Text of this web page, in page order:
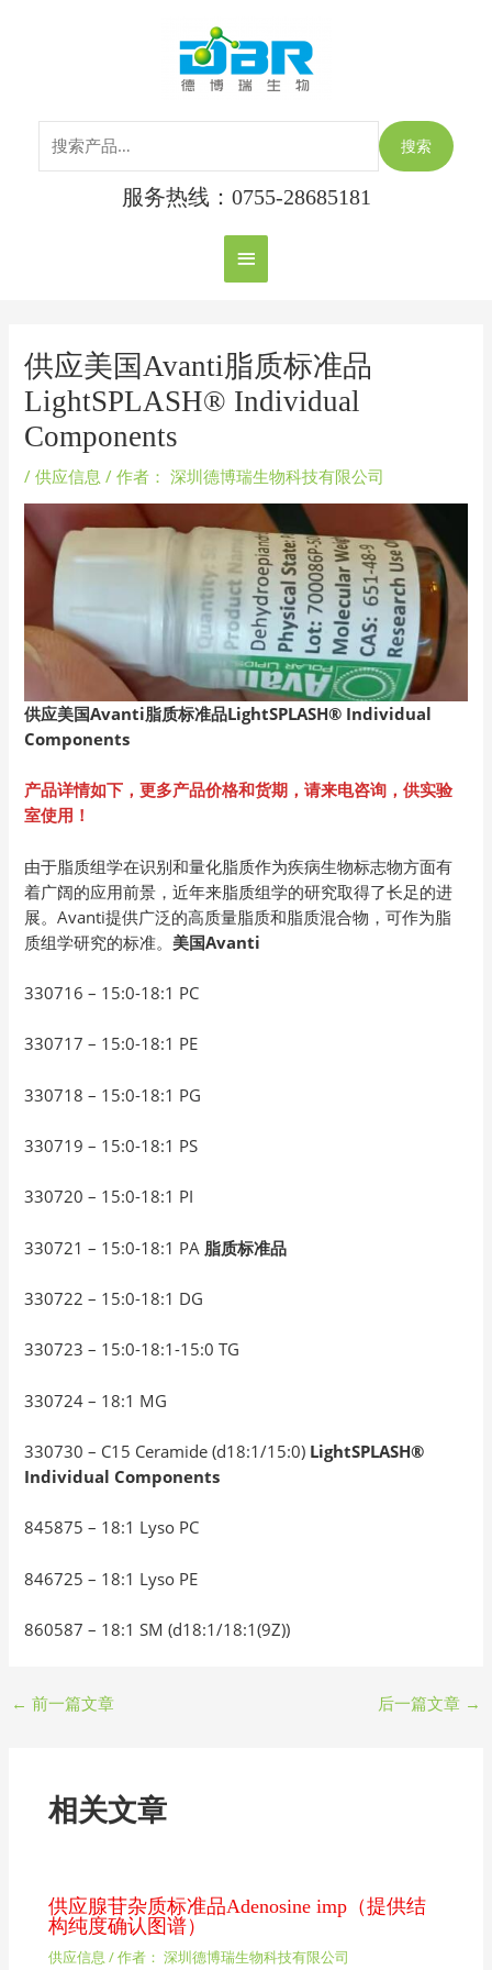
主
菜
单
搜索
服务热线：0755-28685181
供应美国Avanti脂质标准品
LightSPLASH® Individual
Components
/供应信息 / 作者： 深圳德博瑞生物科技有限公司
供应美国Avanti脂质标准品LightSPLASH® Individual
Components
产品详情如下，更多产品价格和货期，请来电咨询，供实验
室使用！
由于脂质组学在识别和量化脂质作为疾病生物标志物方面有
着广阔的应用前景，近年来脂质组学的研究取得了长足的进
展。Avanti提供广泛的高质量脂质和脂质混合物，可作为脂
质组学研究的标准。美国Avanti
330716 – 15:0-18:1 PC
330717 – 15:0-18:1 PE
330718 – 15:0-18:1 PG
330719 – 15:0-18:1 PS
330720 – 15:0-18:1 PI
330721 – 15:0-18:1 PA 脂质标准品
330722 – 15:0-18:1 DG
330723 – 15:0-18:1-15:0 TG
330724 – 18:1 MG
330730 – C15 Ceramide (d18:1/15:0) LightSPLASH®
Individual Components
845875 – 18:1 Lyso PC
846725 – 18:1 Lyso PE
860587 – 18:1 SM (d18:1/18:1(9Z))
← 前一篇文章 后一篇文章 →
相关文章
供应腺苷杂质标准品Adenosine imp（提供结
构纯度确认图谱）
供应信息 / 作者： 深圳德博瑞生物科技有限公司